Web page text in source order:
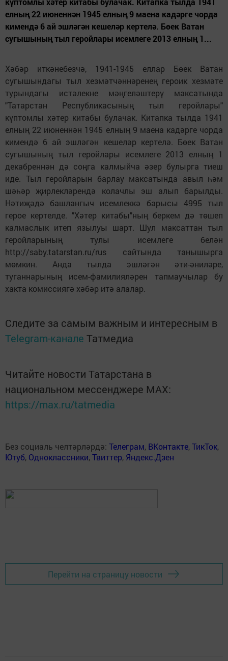
елның 22 июненнән 1945 елның 9 маена кадәрге чорда
кимендә 6 ай эшләгән кешеләр кертелә. Бөек Ватан
сугышының тыл геройлары исемлеге 2013 елның 1...
Хәбәр иткәнебезчә, 1941-1945 еллар Бөек Ватан
сугышындагы тыл хезмәтчәннәренең героик хезмәте
турындагы истәлекне мәңгеләштерү максатында
"Татарстан Республикасының тыл геройлары"
күптомлы хәтер китабы булачак. Китапка тылда 1941
елның 22 июненнән 1945 елның 9 маена кадәрге чорда
кимендә 6 ай эшләгән кешеләр кертелә. Бөек Ватан
сугышының тыл геройлары исемлеге 2013 елның 1
декабреннән дә соңга калмыйча әзер булырга тиеш
иде. Тыл геройларын барлау максатында авыл һәм
шәһәр җирлекләрендә колачлы эш алып барылды.
Нәтиҗәдә башлангыч исемлеккә барысы 4995 тыл
герое кертелде. "Хәтер китабы"ның беркем дә төшеп
калмаслык итеп язылуы шарт. Шул максаттан тыл
геройларының тулы исемлеге белән
http://saby.tatarstan.ru/rus cайтында танышырга
мөмкин. Анда тылда эшләгән әти-әниләре,
туганнарының исем-фамилияләрен тапмау­чылар бу
хакта комиссиягә хәбәр итә алалар.
Следите за самым важным и интересным в
Telegram-канале Татмедиа
Читайте новости Татарстана в
национальном мессенджере MАХ:
https://max.ru/tatmedia
Без социаль челтәрләрдә: Телеграм, ВКонтакте,ТикТок,
Ютуб, Одноклассники,Твиттер, Яндекс.Дзен
Перейти на страницу новости